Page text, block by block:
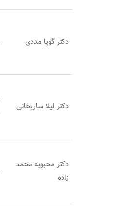
دکتر گویا مددی
دکتر لیلا ساریخانی
دکتر محبوبه محمد
زاده